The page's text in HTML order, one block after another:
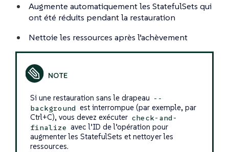
Augmente automatiquement les StatefulSets qui
ont été réduits pendant la restauration
Nettoie les ressources après l’achèvement
Si une restauration sans le drapeau --
background est interrompue (par exemple, par
Ctrl+C), vous devez exécuter check-and-
finalize avec l’ID de l’opération pour
augmenter les StatefulSets et nettoyer les
ressources.